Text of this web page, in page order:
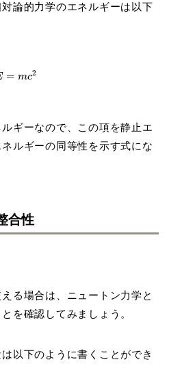
論的力学のエネルギーは以下
= mc2
ギーなので、この項を静止エ
ルギーの同等性を示す式にな
合性
る場合は、ニュートン力学と
を確認してみましょう。
以下のように書くことができ